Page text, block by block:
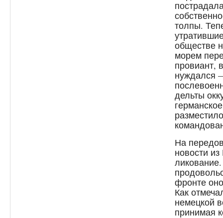
толпы.
обществе
морем
провиант,
нуждался
дельты
На
новости
фронте
Как
немецкой
принимая